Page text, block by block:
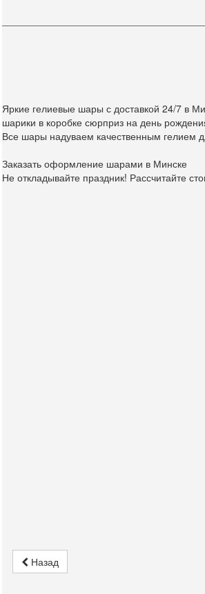
Яркие гелиевые шары с доставкой 24/7 в
шарики в коробке сюрприз на день
Все шары надуваем качественным гелием
Заказать оформление шарами в Минске
Не откладывайте праздник! Рассчитайте
Назад